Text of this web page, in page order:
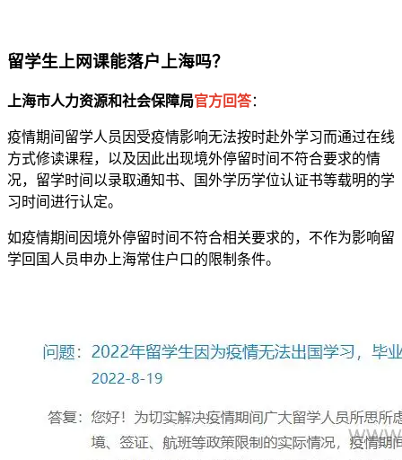
留学生上网课能落户上海吗？
上海市人力资源和社会保障局官方回答：
疫情期间留学人员因受疫情影响无法按时赴外学习而通过在线
方式修读课程，以及因此出现境外停留时间不符合要求的情
况，留学时间以录取通知书、国外学历学位认证书等载明的学
习时间进行认定。
如疫情期间因境外停留时间不符合相关要求的，不作为影响留
学回国人员申办上海常住户口的限制条件。